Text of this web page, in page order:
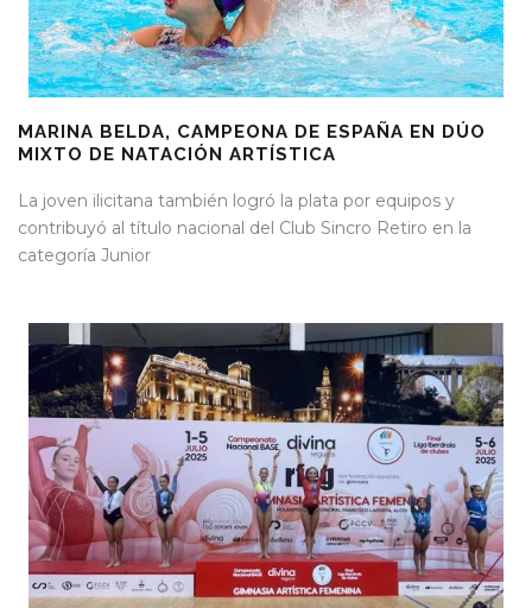
MARINA BELDA, CAMPEONA DE ESPAÑA EN DÚO
MIXTO DE NATACIÓN ARTÍSTICA
La joven ilicitana también logró la plata por equipos y
contribuyó al título nacional del Club Sincro Retiro en la
categoría Junior